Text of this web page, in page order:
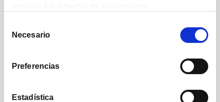
deNecesario
Preferencias
Estadística
Posts Followers